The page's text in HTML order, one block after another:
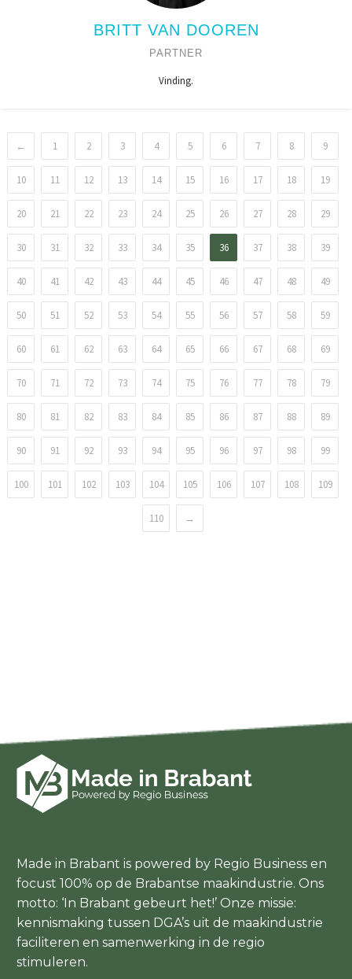
BRITT VAN DOOREN
PARTNER
Vinding.
← 1 2 3 4 5 6 7 8 9
10 11 12 13 14 15 16 17 18 19
20 21 22 23 24 25 26 27 28 29
30 31 32 33 34 35 36 37 38 39
40 41 42 43 44 45 46 47 48 49
50 51 52 53 54 55 56 57 58 59
60 61 62 63 64 65 66 67 68 69
70 71 72 73 74 75 76 77 78 79
80 81 82 83 84 85 86 87 88 89
90 91 92 93 94 95 96 97 98 99
100 101 102 103 104 105 106 107 108 109
110 →
Made in Brabant is powered by Regio Business en
focust 100% op de Brabantse maakindustrie. Ons
motto: ‘In Brabant gebeurt het!’ Onze missie:
kennismaking tussen DGA’s uit de maakindustrie
faciliteren en samenwerking in de regio
stimuleren.